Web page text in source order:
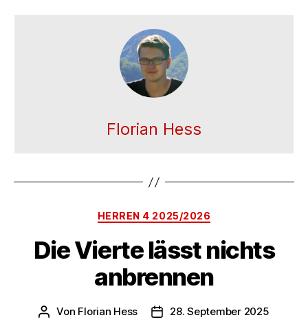
Florian Hess
Kategorien
HERREN 4 2025/2026
Die Vierte lässt nichts
anbrennen
Beitragsautor
Von Florian Hess Veröffentlichungsdatum
28. September 2025